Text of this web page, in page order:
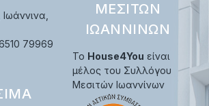
79969
ΜΕΣΙΤΏΝ
ΙΩΑΝΝΊΝΩΝ
Το House4You είναι
μέλος του Συλλόγου
Μεσιτών Ιωαννίνων